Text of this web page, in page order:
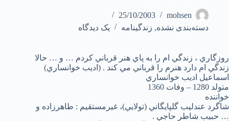
mohsen
25/10/2003
دسته‌بندی نشده, زندگینامه یک دیدگاه
روزگاري ، زندگي ام را به پاي هنر قرباني كردم … و … حالا
زندگي ام دارد هنرم را قرباني مي كند . (اديب خوانساري)
اسماعيل اديب خوانساري
متولد 1280 – وفات 1360
خواننده
شاگرد عندليب گلپايگاني (تولايي)، غيرمستقيم : طاهرزاده و
… حبيب شاطر حاجي .